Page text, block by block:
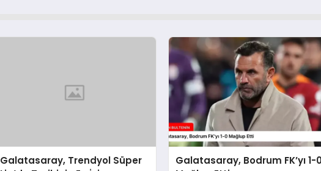
Galatasaray, Trendyol Süper
Galatasaray, Bodrum FK’yı 1-